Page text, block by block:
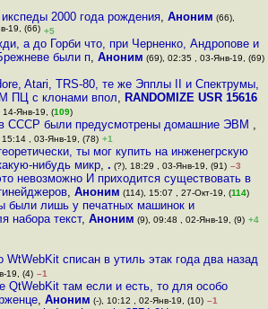
2000 года рождения, Аноним (66),
19, (66) +5
а до Горби что, при Черненко, Андропове и
были п, Аноним (69), 02:35 , 03-Янв-19, (69)
Atari, TRS-80, те же Эпплы II и Спектрумы,
ПЦ с клонами впол, RANDOMIZE USR 15616
14-Янв-19, (109)
СССР были предусмотрены домашние ЭВМ ,
15:14 , 03-Янв-19, (78) +1
ты мог купить на инженегрскую
нибудь микр, . (?), 18:29 , 03-Янв-19, (91) –3
невозможно И приходится существовать в
,Аноним (114), 15:07 , 27-Окт-19, (114)
были лишь у печатных машинок и
набора текст, Аноним (9), 09:48 , 02-Янв-19, (9) +4
WtWebKit списан в утиль этак года два назад
19, (4) –1
QtWebKit там если и есть, то для особо
, Аноним (-), 10:12 , 02-Янв-19, (10) –1